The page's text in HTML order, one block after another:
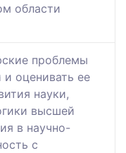
области
проблемы
и оценивать ее
науки,
высшей
в научно-
с